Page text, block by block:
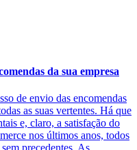
da sua empresa
de envio das encomendas
as suas vertentes. Há que
e, claro, a satisfação do
nos últimos anos, todos